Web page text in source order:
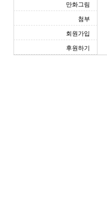
만화그림
첨부
회원가입
후원하기